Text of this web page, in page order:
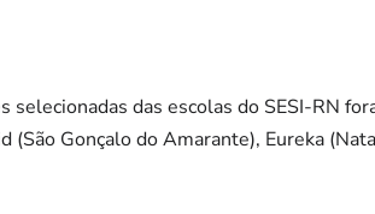
selecionadas das escolas do SESI-RN
(São Gonçalo do Amarante), Eureka